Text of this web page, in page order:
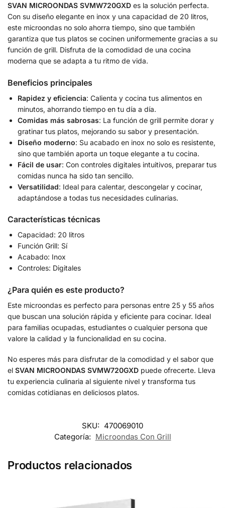
SVAN MICROONDAS SVMW720GXD es la solución perfecta.
Con su diseño elegante en inox y una capacidad de 20 litros,
este microondas no solo ahorra tiempo, sino que también
garantiza que tus platos se cocinen uniformemente gracias a su
función de grill. Disfruta de la comodidad de una cocina
moderna que se adapta a tu ritmo de vida.
Beneficios principales
Rapidez y eficiencia: Calienta y cocina tus alimentos en
minutos, ahorrando tiempo en tu día a día.
Comidas más sabrosas: La función de grill permite dorar y
gratinar tus platos, mejorando su sabor y presentación.
Diseño moderno: Su acabado en inox no solo es resistente,
sino que también aporta un toque elegante a tu cocina.
Fácil de usar: Con controles digitales intuitivos, preparar tus
comidas nunca ha sido tan sencillo.
Versatilidad: Ideal para calentar, descongelar y cocinar,
adaptándose a todas tus necesidades culinarias.
Características técnicas
Capacidad: 20 litros
Función Grill: Sí
Acabado: Inox
Controles: Digitales
¿Para quién es este producto?
Este microondas es perfecto para personas entre 25 y 55 años
que buscan una solución rápida y eficiente para cocinar. Ideal
para familias ocupadas, estudiantes o cualquier persona que
valore la calidad y la funcionalidad en su cocina.
No esperes más para disfrutar de la comodidad y el sabor que
el SVAN MICROONDAS SVMW720GXD puede ofrecerte. Lleva
tu experiencia culinaria al siguiente nivel y transforma tus
comidas cotidianas en deliciosos platos.
SKU: 470069010
Categoría: Microondas Con Grill
Productos relacionados